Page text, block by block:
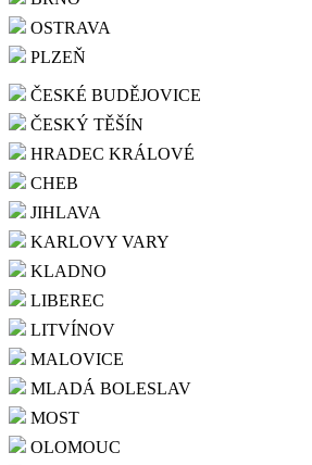
OSTRAVA
PLZEŇ
ČESKÉ BUDĚJOVICE
ČESKÝ TĚŠÍN
HRADEC KRÁLOVÉ
CHEB
JIHLAVA
KARLOVY VARY
KLADNO
LIBEREC
LITVÍNOV
MALOVICE
MLADÁ BOLESLAV
MOST
OLOMOUC